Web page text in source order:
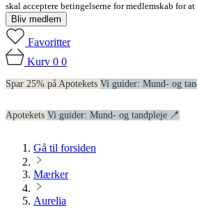
skal acceptere betingelserne for medlemskab for
Bliv medlem
Favoritter
Kurv 0 0
Spar 25% på Apotekets Vi guider: Mund- og
Apotekets Vi guider: Mund- og tandpleje 🪥
Gå til forsiden
Mærker
Aurelia